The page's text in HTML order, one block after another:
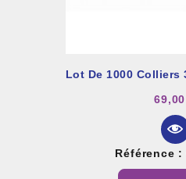
Lot De 1000 Colliers
Référence :